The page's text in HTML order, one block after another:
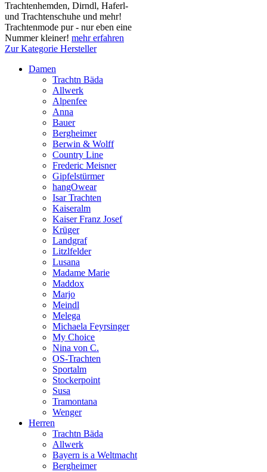
Trachtenhemden, Dirndl, Haferl-
und Trachtenschuhe und mehr!
Trachtenmode pur - nur eben eine
Nummer kleiner! mehr erfahren
Zur Kategorie Hersteller
Damen
Trachtn Bäda
Allwerk
Alpenfee
Anna
Bauer
Bergheimer
Berwin & Wolff
Country Line
Frederic Meisner
Gipfelstürmer
hangOwear
Isar Trachten
Kaiseralm
Kaiser Franz Josef
Krüger
Landgraf
Litzlfelder
Lusana
Madame Marie
Maddox
Marjo
Meindl
Melega
Michaela Feyrsinger
My Choice
Nina von C.
OS-Trachten
Sportalm
Stockerpoint
Susa
Tramontana
Wenger
Herren
Trachtn Bäda
Allwerk
Bayern is a Weltmacht
Bergheimer